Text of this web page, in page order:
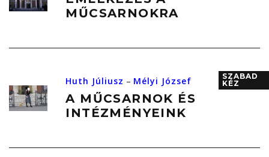
MŰCSARNOKRA
Huth Júliusz – Mélyi József
A MŰCSARNOK ÉS
INTÉZMÉNYEINK
SZABAD
KÉZ